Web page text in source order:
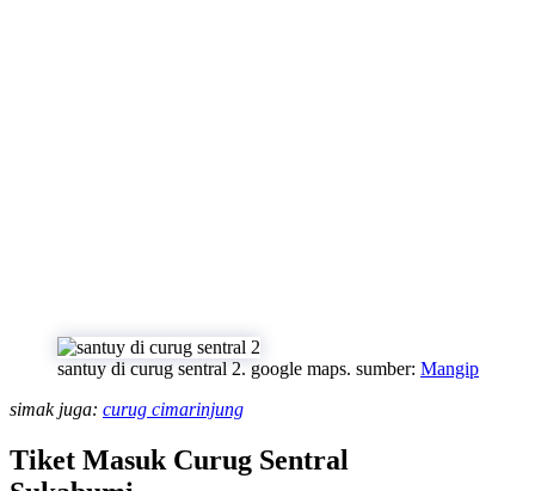
santuy di curug sentral 2. google maps. sumber: Mangip
simak juga: curug cimarinjung
Tiket Masuk Curug Sentral